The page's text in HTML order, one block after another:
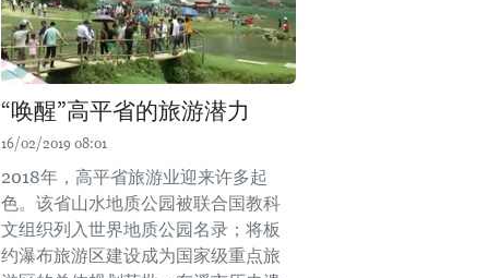
“唤醒”高平省的旅游潜力
16/02/2019 08:01
2018年，高平省旅游业迎来许多起
色。该省山水地质公园被联合国教科
文组织列入世界地质公园名录；将板
约瀑布旅游区建设成为国家级重点旅